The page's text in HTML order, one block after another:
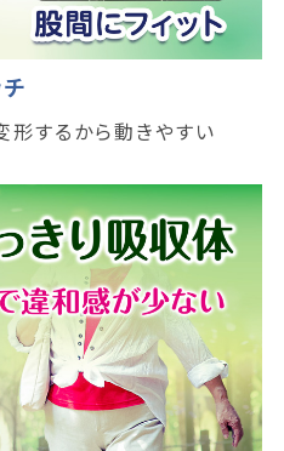
形するから動きやすい